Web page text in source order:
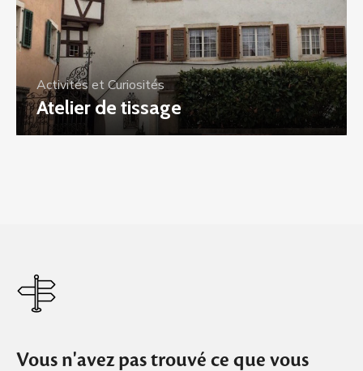
Activités et Curiosités
Atelier de tissage
Vous n'avez pas trouvé ce que vous